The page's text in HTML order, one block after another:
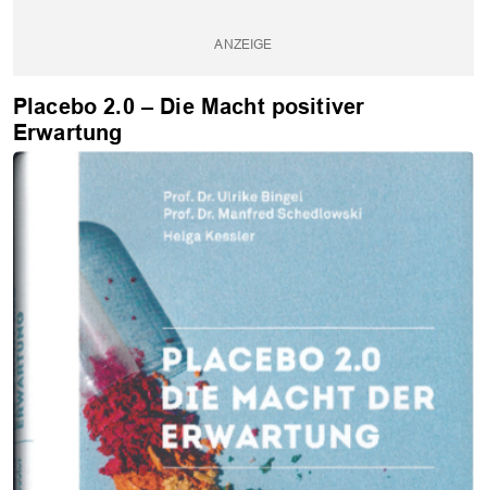
Placebo 2.0 – Die Macht positiver
Erwartung